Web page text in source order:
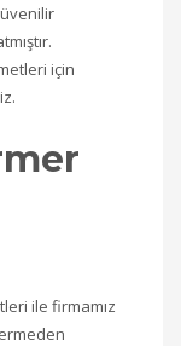
için
ile firmamız